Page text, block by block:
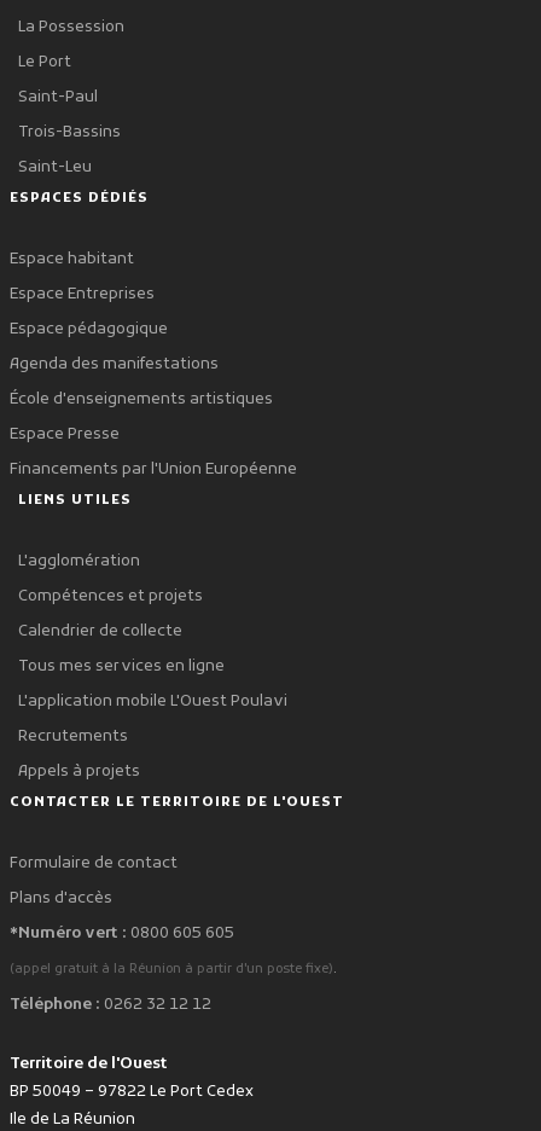
La Possession
Le Port
Saint-Paul
Trois-Bassins
Saint-Leu
ESPACES DÉDIÉS
Espace habitant
Espace Entreprises
Espace pédagogique
Agenda des manifestations
École d'enseignements artistiques
Espace Presse
Financements par l'Union Européenne
LIENS UTILES
L'agglomération
Compétences et projets
Calendrier de collecte
Tous mes services en ligne
L'application mobile L'Ouest Poulavi
Recrutements
Appels à projets
CONTACTER LE TERRITOIRE DE L'OUEST
Formulaire de contact
Plans d'accès
*Numéro vert : 0800 605 605
(appel gratuit à la Réunion à partir d'un poste fixe).
Téléphone : 0262 32 12 12
Territoire de l'Ouest
BP 50049 – 97822 Le Port Cedex
Ile de La Réunion